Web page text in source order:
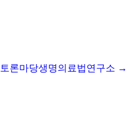
토론마당생명의료법연구소 →